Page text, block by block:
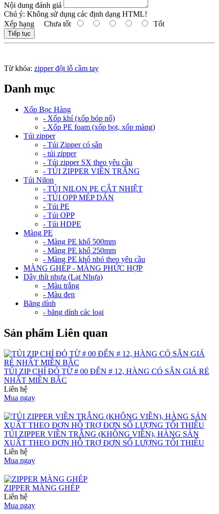
Nội dung đánh giá
Chú ý: Không sử dụng các định dạng HTML!
Xếp hạng Chưa tốt Tốt
Tiếp tục
Từ khóa: zipper đột lỗ cầm tay
Danh mục
Xốp Bọc Hàng
- Xốp khí (xốp bóp nổ)
- Xốp PE foam (xốp bọt, xốp màng)
Túi zipper
- Túi Zipper có sẵn
- túi zipper
- Túi zipper SX theo yêu cầu
- TÚI ZIPPER VIỀN TRẮNG
Túi Nilon
- TÚI NILON PE CẮT NHIỆT
- TÚI OPP MÉP DÁN
- Túi PE
- Túi OPP
- Túi HDPE
Màng PE
- Màng PE khổ 500mm
- Màng PE khổ 250mm
- Màng PE khổ nhỏ theo yêu cầu
MÀNG GHÉP - MÀNG PHỨC HỢP
Dây thít nhựa (Lạt Nhựa)
- Màu trắng
- Màu đen
Băng dính
- băng dính các loại
Sản phẩm Liên quan
TÚI ZIP CHỈ ĐỎ TỪ # 00 ĐẾN # 12, HÀNG CÓ SẴN GIÁ RẺ
NHẤT MIỀN BẮC
Liên hệ
Mua ngay
TÚI ZIPPER VIỀN TRẮNG (KHÔNG VIỀN), HÀNG SẢN
XUẤT THEO ĐƠN HỖ TRỢ ĐƠN SỐ LƯỢNG TỐI THIỂU
Liên hệ
Mua ngay
ZIPPER MÀNG GHÉP
Liên hệ
Mua ngay